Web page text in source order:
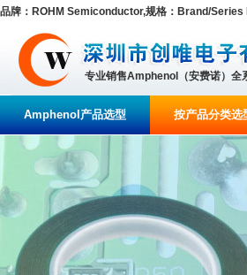
品牌：ROHM Semiconductor,规格：Brand/
专业销售Amphenol（安费诺）全
Amphenol产品选型 按产品分类选